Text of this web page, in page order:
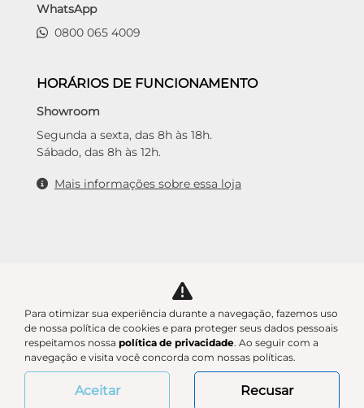
WhatsApp
0800 065 4009
HORÁRIOS DE FUNCIONAMENTO
Showroom
Segunda a sexta, das 8h às 18h.
Sábado, das 8h às 12h.
Mais informações sobre essa loja
Para otimizar sua experiência durante a navegação, fazemos uso
de nossa política de cookies e para proteger seus dados pessoais
respeitamos nossa política de privacidade. Ao seguir com a
navegação e visita você concorda com nossas políticas.
Aceitar Recusar